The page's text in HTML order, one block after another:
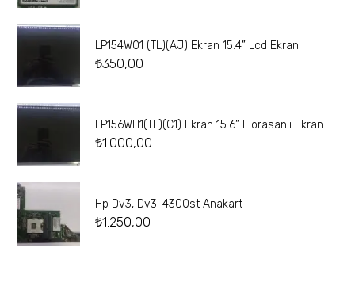
LP154W01 (TL)(AJ) Ekran 15.4” Lcd Ekran
₺350,00
LP156WH1(TL)(C1) Ekran 15.6” Florasanlı Ekran
₺1.000,00
Hp Dv3, Dv3-4300st Anakart
₺1.250,00